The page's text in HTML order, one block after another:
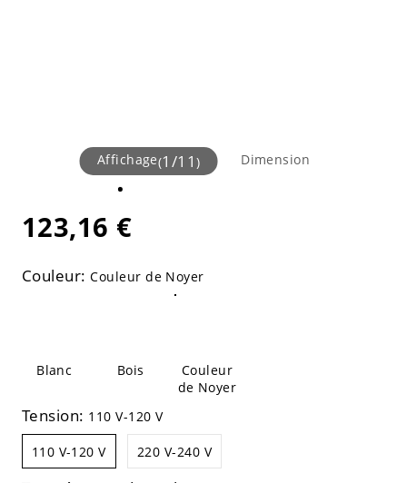
Affichage(1 /11) Dimension
123,16 €
Couleur:Couleur de Noyer
Blanc Bois
Couleur
de Noyer
Tension: 110 V-120 V
110 V-120 V 220 V-240 V